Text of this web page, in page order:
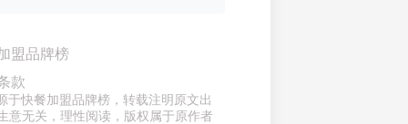
盟品牌榜
款
于快餐加盟品牌榜，转载注明原文出
意无关，理性阅读，版权属于原作者